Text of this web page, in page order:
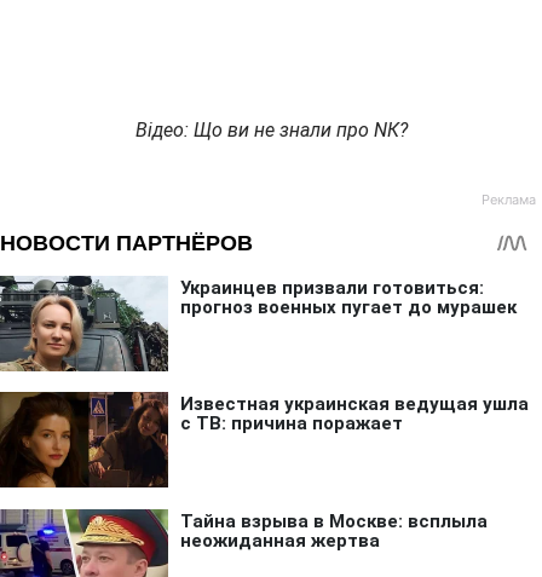
Відео: Що ви не знали про NК?